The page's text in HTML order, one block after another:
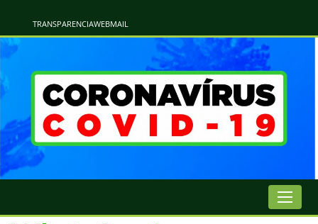
TRANSPARENCIAWEBMAIL